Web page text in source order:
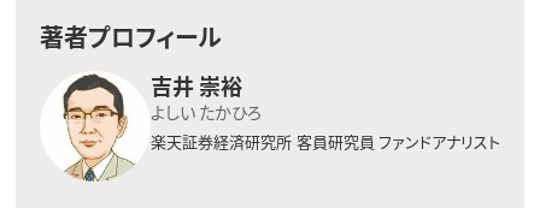
著者プロフィール
吉井 崇裕
よしい たかひろ
楽天証券経済研究所 客員研究員 ファンドアナリスト